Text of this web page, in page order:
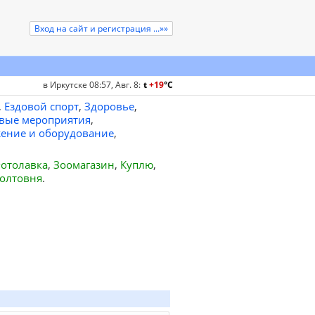
Вход на сайт и регистрация ...»»
в Иркутске 08:57, Авг. 8: t+19°C
Ездовой спорт, Здоровье,
мероприятия,
и оборудование,
, Зоомагазин, Куплю,
.